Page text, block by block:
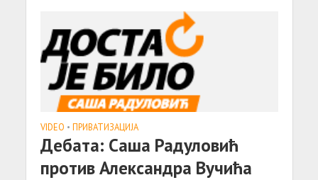
VIDEO • ПРИВАТИЗАЦИЈА
Дебата: Саша Радуловић
против Александра Вучића